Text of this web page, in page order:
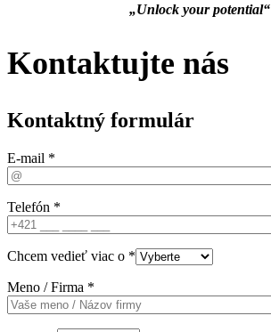
„Unlock your potential“
Kontaktujte nás
Kontaktný formulár
E-mail *
Telefón *
Chcem vedieť viac o *
Meno / Firma *